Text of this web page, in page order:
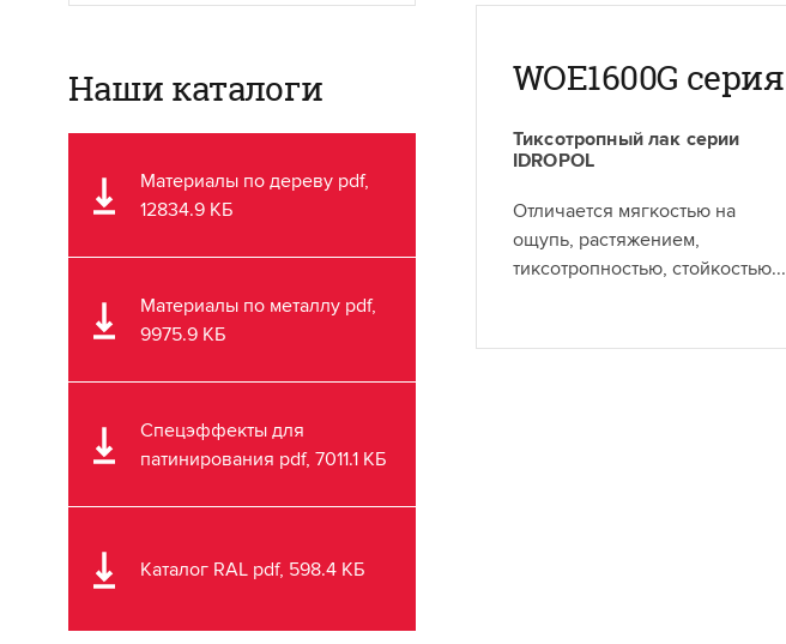
Наши каталоги
Материалы по дереву pdf,
12834.9 КБ
Материалы по металлу pdf,
9975.9 КБ
Спецэффекты для
патинирования pdf, 7011.1 КБ
Каталог RAL pdf, 598.4 КБ
WOE1600G серия
Тиксотропный лак серии
IDROPOL
Отличается мягкостью на
ощупь, растяжением,
тиксотропностью, стойкостью...